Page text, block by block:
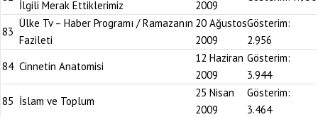
İlgili Merak Ettiklerimiz
2009
83
Ülke Tv – Haber Programı / Ramazanın
Fazileti
20 Ağustos
2009
Gösterim:
2.956
84 Cinnetin Anatomisi
12 Haziran
2009
Gösterim:
3.944
85 İslam ve Toplum
25 Nisan
2009
Gösterim:
3.464